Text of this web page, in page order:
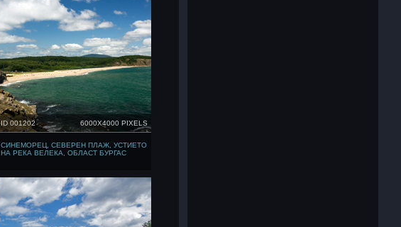
ID 001202 6000X4000 PIXELS
СИНЕМОРЕЦ, СЕВЕРЕН ПЛАЖ, УСТИЕТО
НА РЕКА ВЕЛЕКА, ОБЛАСТ БУРГАС